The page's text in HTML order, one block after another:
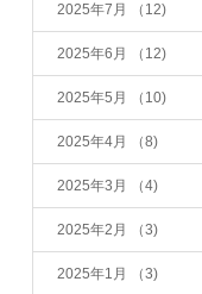
2025年7月 （12)
2025年6月 （12)
2025年5月 （10)
2025年4月 （8)
2025年3月 （4)
2025年2月 （3)
2025年1月 （3)